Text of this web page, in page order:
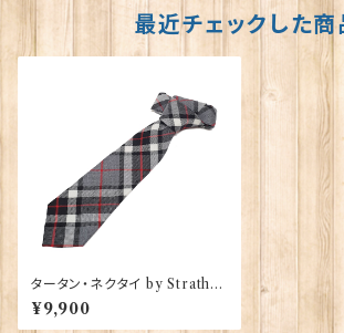
最近チェックした商
タータン・ネクタイ by Strathm
ore【Thomson Grey】00092
-084
¥9,900